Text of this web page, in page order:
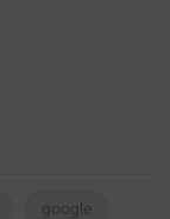
google